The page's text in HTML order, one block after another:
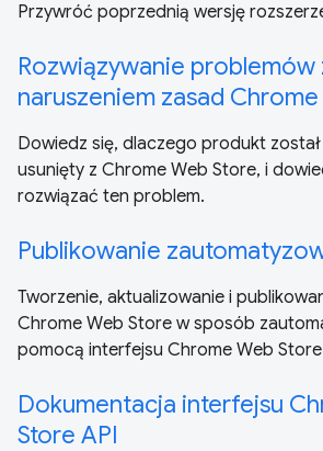
Przywróć poprzednią wersję
Rozwiązywanie problemów
naruszeniem zasad
Dowiedz się, dlaczego produkt
usunięty z Chrome Web Store, i
rozwiązać ten problem.
Publikowanie
Tworzenie, aktualizowanie i
Chrome Web Store w sposób
pomocą interfejsu Chrome Web Store
Dokumentacja interfejsu
Store API